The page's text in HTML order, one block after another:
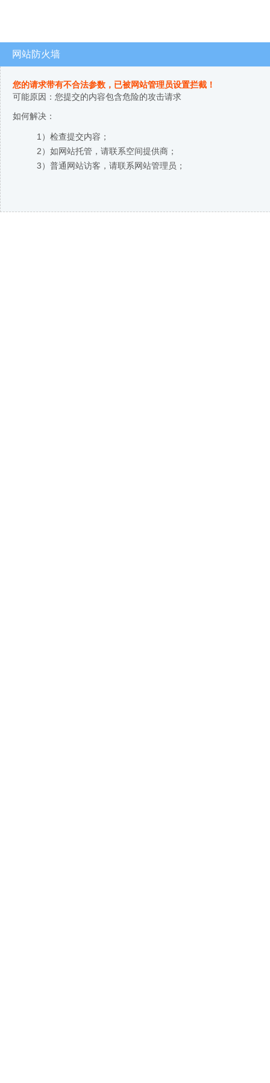
网站防火墙
您的请求带有不合法参数，已被网站管理员设置拦截！
可能原因：您提交的内容包含危险的攻击请求
如何解决：
1）检查提交内容；
2）如网站托管，请联系空间提供商；
3）普通网站访客，请联系网站管理员；